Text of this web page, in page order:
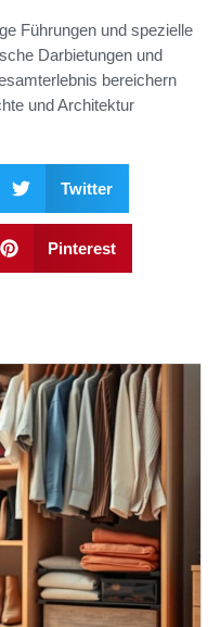
Führungen und spezielle
Darbietungen und
bereichern
und Architektur
Twitter
Pinterest